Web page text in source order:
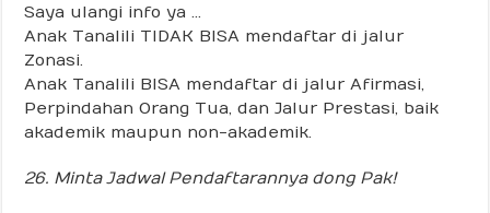
Saya ulangi info ya …
Anak Tanalili TIDAK BISA mendaftar di jalur
Zonasi.
Anak Tanalili BISA mendaftar di jalur Afirmasi,
Perpindahan Orang Tua, dan Jalur Prestasi, baik
akademik maupun non-akademik.
26. Minta Jadwal Pendaftarannya dong Pak!